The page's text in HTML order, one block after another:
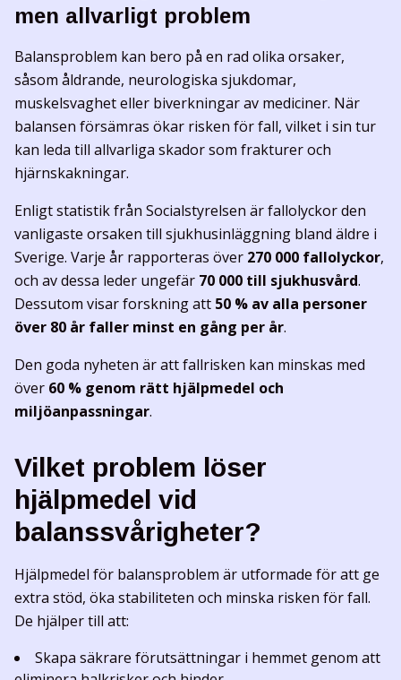
men allvarligt problem
Balansproblem kan bero på en rad olika orsaker,
såsom åldrande, neurologiska sjukdomar,
muskelsvaghet eller biverkningar av mediciner. När
balansen försämras ökar risken för fall, vilket i sin tur
kan leda till allvarliga skador som frakturer och
hjärnskakningar.
Enligt statistik från Socialstyrelsen är fallolyckor den
vanligaste orsaken till sjukhusinläggning bland äldre i
Sverige. Varje år rapporteras över 270 000 fallolyckor,
och av dessa leder ungefär 70 000 till sjukhusvård.
Dessutom visar forskning att 50 % av alla personer
över 80 år faller minst en gång per år.
Den goda nyheten är att fallrisken kan minskas med
över 60 % genom rätt hjälpmedel och
miljöanpassningar.
Vilket problem löser
hjälpmedel vid
balanssvårigheter?
Hjälpmedel för balansproblem är utformade för att ge
extra stöd, öka stabiliteten och minska risken för fall.
De hjälper till att:
Skapa säkrare förutsättningar i hemmet genom att